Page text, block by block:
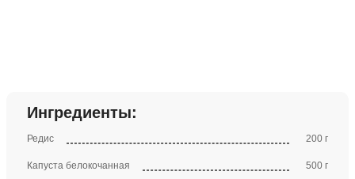
Ингредиенты:
Редис 200 г
Капуста белокочанная 500 г